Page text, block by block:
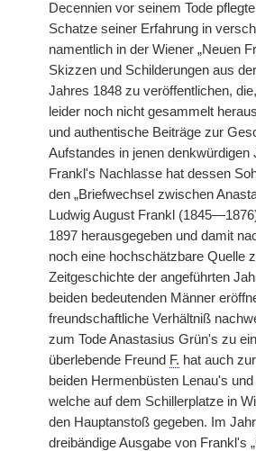
Decennien vor seinem Tode
Schatze seiner Erfahrung in
namentlich in der Wiener „Neuen
Skizzen und Schilderungen aus
Jahres 1848 zu veröffentlichen,
leider noch nicht gesammelt
und authentische Beiträge zur
Aufstandes in jenen denkwürdigen
Frankl's Nachlasse hat dessen
den „Briefwechsel zwischen
Ludwig August Frankl
1897 herausgegeben und damit
noch eine hochschätzbare Quelle
Zeitgeschichte der angeführten
beiden bedeutenden Männer
freundschaftliche Verhältniß
zum Tode Anastasius Grün's zu
überlebende Freund F. hat auch
beiden Hermenbüsten Lenau's
welche auf dem Schillerplatze in
den Hauptanstoß gegeben. Im
dreibändige Ausgabe von Frankl's